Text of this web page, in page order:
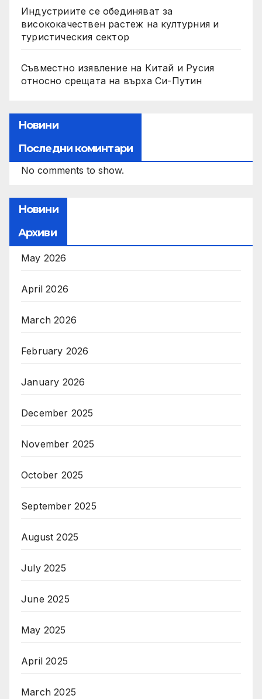
Индустриите се обединяват за
висококачествен растеж на културния и
туристическия сектор
Съвместно изявление на Китай и Русия
относно срещата на върха Си-Путин
Новини
Последни коминтари
No comments to show.
Новини
Архиви
May 2026
April 2026
March 2026
February 2026
January 2026
December 2025
November 2025
October 2025
September 2025
August 2025
July 2025
June 2025
May 2025
April 2025
March 2025